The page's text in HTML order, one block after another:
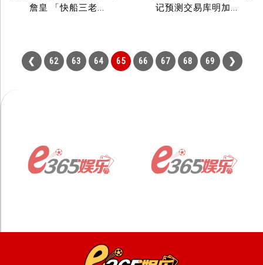
詹皇 「快船三老...
记预测交易库明加...
62 63 64 65 66 67 68 69